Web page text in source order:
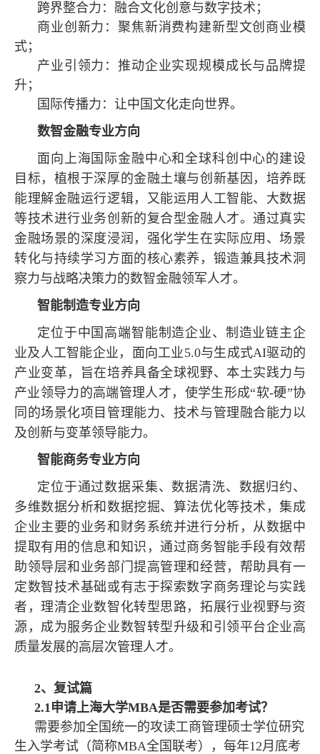
跨界整合力：融合文化创意与数字技术；
商业创新力：聚焦新消费构建新型文创商业模
式；
产业引领力：推动企业实现规模成长与品牌提
升；
国际传播力：让中国文化走向世界。
数智金融专业方向
面向上海国际金融中心和全球科创中心的建设
目标，植根于深厚的金融土壤与创新基因，培养既
能理解金融运行逻辑，又能运用人工智能、大数据
等技术进行业务创新的复合型金融人才。通过真实
金融场景的深度浸润，强化学生在实际应用、场景
转化与持续学习方面的核心素养，锻造兼具技术洞
察力与战略决策力的数智金融领军人才。
智能制造专业方向
定位于中国高端智能制造企业、制造业链主企
业及人工智能企业，面向工业5.0与生成式AI驱动的
产业变革，旨在培养具备全球视野、本土实践力与
产业领导力的高端管理人才，使学生形成“软-硬”协
同的场景化项目管理能力、技术与管理融合能力以
及创新与变革领导能力。
智能商务专业方向
定位于通过数据采集、数据清洗、数据归约、
多维数据分析和数据挖掘、算法优化等技术，集成
企业主要的业务和财务系统并进行分析，从数据中
提取有用的信息和知识，通过商务智能手段有效帮
助领导层和业务部门提高管理和经营，帮助具有一
定数智技术基础或有志于探索数字商务理论与实践
者，理清企业数智化转型思路，拓展行业视野与资
源，成为服务企业数智转型升级和引领平台企业高
质量发展的高层次管理人才。
2、复试篇
2.1申请上海大学MBA是否需要参加考试？
需要参加全国统一的攻读工商管理硕士学位研究
生入学考试（简称MBA全国联考），每年12月底考